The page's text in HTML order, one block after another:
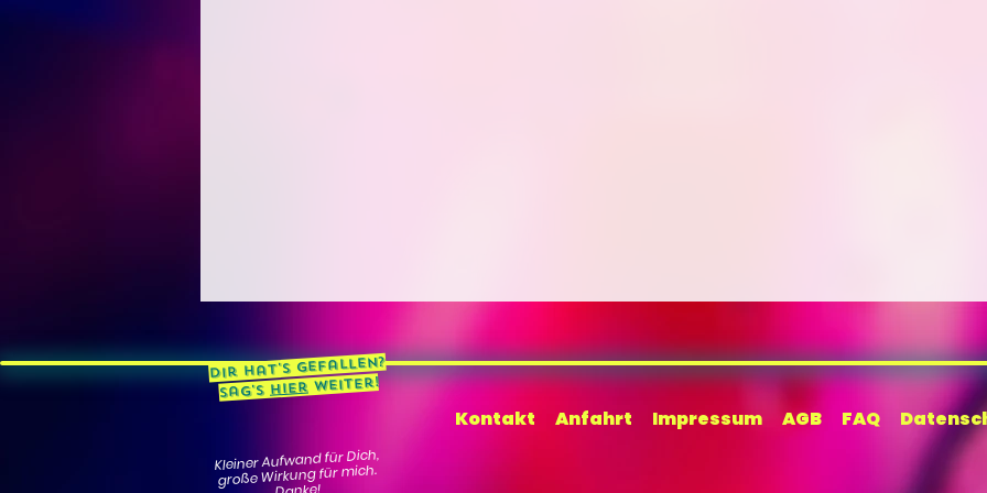
Kleiner Aufwand für Dich,
große Wirkung für mich.
Dir hat's gefallen?
Sag'shier weiter!
Kontakt Anfahrt Impressum AGB FAQ